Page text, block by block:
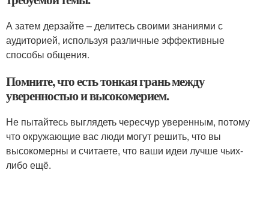
А затем дерзайте – делитесь своими знаниями с
аудиторией, используя различные эффективные
способы общения.
Помните, что есть тонкая грань между
уверенностью и высокомерием.
Не пытайтесь выглядеть чересчур уверенным, потому
что окружающие вас люди могут решить, что вы
высокомерны и считаете, что ваши идеи лучше чьих-
либо ещё.